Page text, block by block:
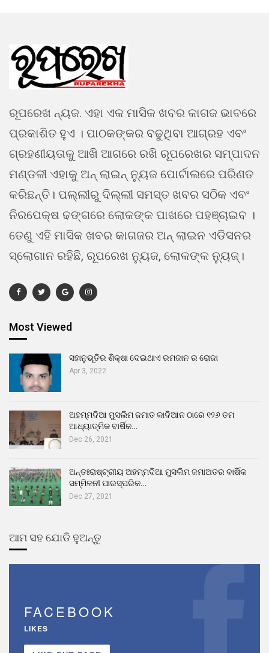
ରୂପରେଖ ନ୍ୟଜ. ଏହା ଏକ ମାସିକ ଖବର କାଗଜ ଭାବରେ
ପ୍ରକାଶିତ ହୁଏ । ପାଠକଙ୍କର ବଢୁଥିବା ଆଗ୍ରହ ଏବଂ
ଗ୍ରହଣୀୟତାକୁ ଆଖି ଆଗରେ ରଖି ରୂପରେଖର ସମ୍ପାଦନ
ମଣ୍ଡଳୀ ଏହାକୁ ଅନ୍ ଲାଇନ୍ ନ୍ୟୁଜ ପୋର୍ଟାଲରେ ପରିଣତ
କରିଛନ୍ତି। ପଲ୍ଲୀରୁ ଦିଲ୍ଲୀ ସମସ୍ତ ଖବର ସଠିକ ଏବଂ
ନିରପେକ୍ଷ ଢଙ୍ଗରେ ଲୋକଙ୍କ ପାଖରେ ପହଞ୍ଚାଇବ ।
ତେଣୁ ଏହି ମାସିକ ଖବର କାଗଜର ଅନ୍ ଲାଇନ ଏଡିସନର
ସ୍ଲୋଗାନ ରହିଛି, ରୂପରେଖ ନ୍ୟୁଜ, ଲୋକଙ୍କ ନ୍ୟୁଜ୍।
Most Viewed
ସହାନୁଭୂତିର ଶିକ୍ଷା ଦେଇଥାଏ ରମଜାନ ର ରୋଜା
Apr 3, 2022
ଅହମ୍ମଦିଆ ମୁସଲିମ ଜମାତ କାଦିଆନ ଠାରେ ୧୨୬ ତମ
ଆଧ୍ୟାତ୍ମିକ ବାର୍ଷିକ…
Dec 26, 2021
ଅନ୍ତଃରାଷ୍ଟ୍ରୀୟ ଅହମ୍ମଦିଆ ମୁସଲିମ ଜମାଅତର ବାର୍ଷିକ
ସମ୍ମିଳନୀ ପାରସ୍ପରିକ…
Dec 27, 2021
ଆମ ସହ ଯୋଡି ହୁଅନ୍ତୁ
FACEBOOK
LIKES